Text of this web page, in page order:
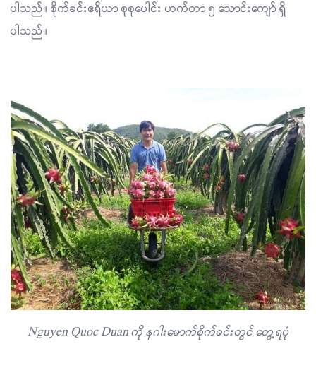
ပါသည်။ စိုက်ခင်းဧရိယာ စုစုပေါင်း ဟက်တာ ၅ သောင်းကျော် ရှိ
ပါသည်။
Nguyen Quoc Duan ကို နဂါးမောက်စိုက်ခင်းတွင် တွေ့ရပုံ